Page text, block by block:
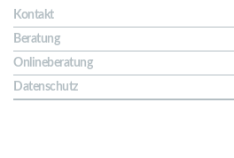
Kontakt
Beratung
Onlineberatung
Datenschutz